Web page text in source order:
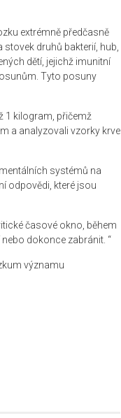
extrémně předčasně
druhů bakterií, hub,
dětí, jejichž imunitní
Tyto posuny
1 kilogram, přičemž
a analyzovali vzorky krve
systémů na
odpovědi, které jsou
časové okno, během
dokonce zabránit. “
významu